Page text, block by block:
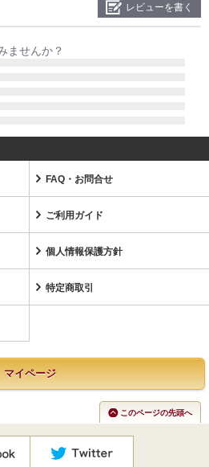
レビューを書く
ませんか？
FAQ・お問合せ
ご利用ガイド
個人情報保護方針
特定商取引
マイページ
このページの先頭へ